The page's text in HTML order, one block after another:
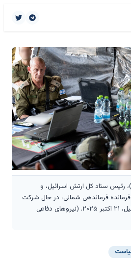
ستاد کل ارتش اسرائیل، و
فرماندهی شمالی، در حال شرکت
در رزمایشی در شمال اسرائیل، ۲۱ اکتبر ۲۰۲۵. (نیروهای دفاعی